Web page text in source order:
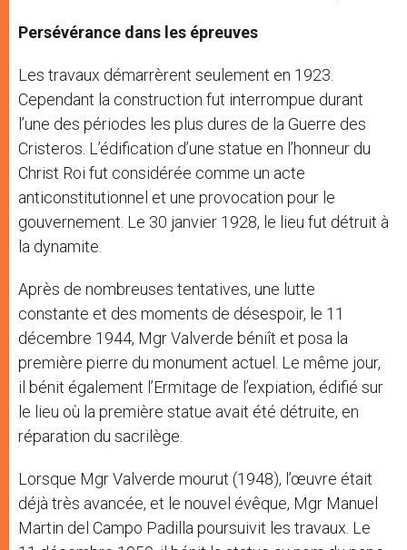
Persévérance dans les épreuves
Les travaux démarrèrent seulement en 1923.
Cependant la construction fut interrompue durant
l’une des périodes les plus dures de la Guerre des
Cristeros. L’édification d’une statue en l’honneur du
Christ Roi fut considérée comme un acte
anticonstitutionnel et une provocation pour le
gouvernement. Le 30 janvier 1928, le lieu fut détruit à
la dynamite.
Après de nombreuses tentatives, une lutte
constante et des moments de désespoir, le 11
décembre 1944, Mgr Valverde béniît et posa la
première pierre du monument actuel. Le même jour,
il bénit également l’Ermitage de l’expiation, édifié sur
le lieu où la première statue avait été détruite, en
réparation du sacrilège.
Lorsque Mgr Valverde mourut (1948), l’œuvre était
déjà très avancée, et le nouvel évêque, Mgr Manuel
Martin del Campo Padilla poursuivit les travaux. Le